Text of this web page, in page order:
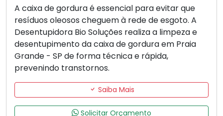
A caixa de gordura é essencial para evitar que
resíduos oleosos cheguem à rede de esgoto. A
Desentupidora Bio Soluções realiza a limpeza e
desentupimento da caixa de gordura em Praia
Grande - SP de forma técnica e rápida,
prevenindo transtornos.
Saiba Mais
Solicitar Orçamento